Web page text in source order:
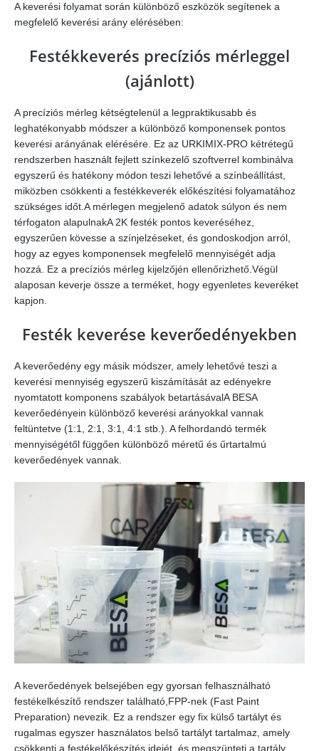
A keverési folyamat során különböző eszközök segítenek a
megfelelő keverési arány elérésében:
Festékkeverés precíziós mérleggel
(ajánlott)
A precíziós mérleg kétségtelenül a legpraktikusabb és
leghatékonyabb módszer a különböző komponensek pontos
keverési arányának elérésére. Ez az URKIMIX-PRO kétrétegű
rendszerben használt fejlett színkezelő szoftverrel kombinálva
egyszerű és hatékony módon teszi lehetővé a színbeállítást,
miközben csökkenti a festékkeverék előkészítési folyamatához
szükséges időt.A mérlegen megjelenő adatok súlyon és nem
térfogaton alapulnakA 2K festék pontos keveréséhez,
egyszerűen kövesse a színjelzéseket, és gondoskodjon arról,
hogy az egyes komponensek megfelelő mennyiségét adja
hozzá. Ez a precíziós mérleg kijelzőjén ellenőrizhető.Végül
alaposan keverje össze a terméket, hogy egyenletes keveréket
kapjon.
Festék keverése keverőedényekben
A keverőedény egy másik módszer, amely lehetővé teszi a
keverési mennyiség egyszerű kiszámítását az edényekre
nyomtatott komponens szabályok betartásávalA BESA
keverőedényein különböző keverési arányokkal vannak
feltüntetve (1:1, 2:1, 3:1, 4:1 stb.). A felhordandó termék
mennyiségétől függően különböző méretű és űrtartalmú
keverőedények vannak.
A keverőedények belsejében egy gyorsan felhasználható
festékelkészítő rendszer található,FPP-nek (Fast Paint
Preparation) nevezik. Ez a rendszer egy fix külső tartályt és
rugalmas egyszer használatos belső tartályt tartalmaz, amely
csökkenti a festékelőkészítés idejét, és megszünteti a tartály